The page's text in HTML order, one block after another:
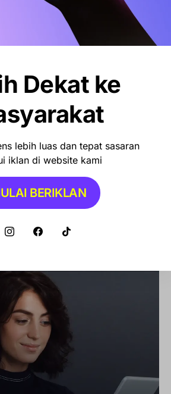
Dekat ke
lebih luas dan tepat sasaran
iklan di website kami
BERIKLAN